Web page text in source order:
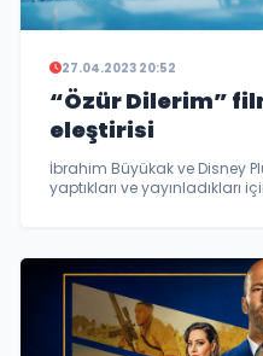
27.04.2023 20:52
“Özür Dilerim”
eleştirisi
İbrahim Büyükak ve Disney
yaptıkları ve yayınladıkları